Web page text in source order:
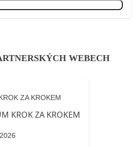
WEBECH
ZA KROKEM